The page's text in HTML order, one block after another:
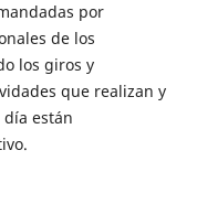
por
de los
los giros y
que realizan y
están